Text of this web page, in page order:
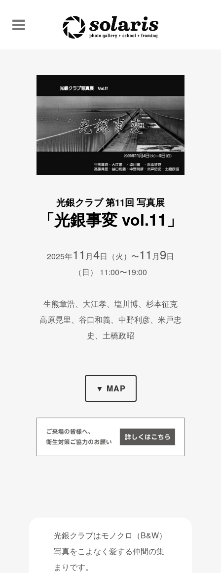
光銀クラブ 第11回 写真展
「光銀事変 vol.11」
2025年11 月4日（火）〜11 月9日
（日） 11:00〜19:00
生熊章浩、大江孝、塩川博、杉本征克
高原晃里、谷口和義、中野利彦、米戸忠
史、土橋政昭
▼ MAP
光銀クラブはモノクロ（B&W）
写真をこよなく愛する仲間の集
まりです。